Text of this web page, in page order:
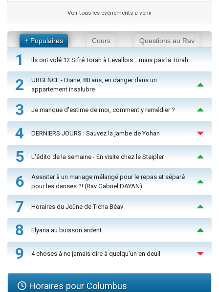
Voir tous les événements à venir
+ Populaires Cours Questions au Rav
1 Ils ont volé 12 Sifré Torah à Levallois… mais pas la Torah
2
URGENCE - Diane, 80 ans, en danger dans un
appartement insalubre
3 Je manque d'estime de moi, comment y remédier ?
4 DERNIERS JOURS : Sauvez la jambe de Yohan
5 L'édito de la semaine - En visite chez le Steipler
6
Assister à un mariage mélangé pour le repas et séparé
pour les danses ?! (Rav Gabriel DAYAN)
7 Horaires du Jeûne de Ticha Béav
8 Elyana au buisson ardent
9 4 choses à ne jamais dire à quelqu'un en deuil
Horaires pour Columbus